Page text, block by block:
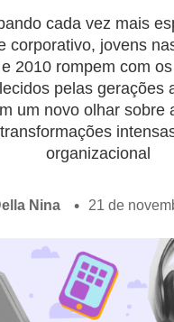
cada vez mais
corporativo, jovens
2010 rompem com
pelas gerações
um novo olhar sobre
organizacional
Nina 21 de